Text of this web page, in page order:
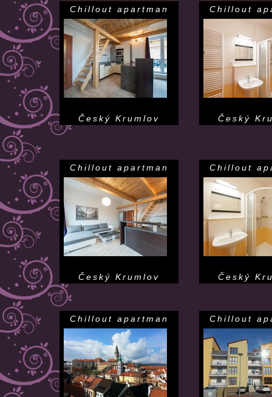
Chillout apartman
Český Krumlov
Chillout
Český
Chillout apartman
Český Krumlov
Chillout
Český
Chillout apartman Chillout